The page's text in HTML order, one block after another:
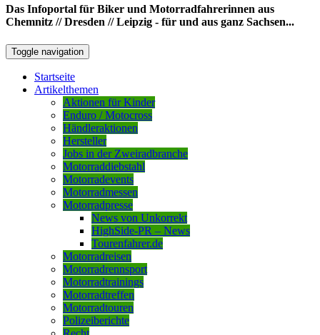
Das Infoportal für Biker und Motorradfahrerinnen aus
Chemnitz // Dresden // Leipzig - für und aus ganz Sachsen...
Toggle navigation
Startseite
Artikelthemen
Aktionen für Kinder
Enduro / Motocross
Händleraktionen
Hersteller
Jobs in der Zweiradbranche
Motorraddiebstahl
Motorradevents
Motorradmessen
Motorradpresse
News von Unkorrekt
HighSide-PR – News
Tourenfahrer.de
Motorradreisen
Motorradrennsport
Motorradtrainings
Motorradtreffen
Motorradtouren
Polizeiberichte